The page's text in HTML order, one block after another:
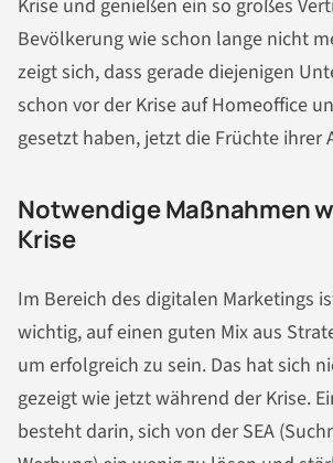
Krise und genießen ein so großes
Bevölkerung wie schon lange nicht
zeigt sich, dass gerade diejenigen
schon vor der Krise auf Homeoffice
gesetzt haben, jetzt die Früchte ihrer
Notwendige Maßnahmen
Krise
Im Bereich des digitalen Marketings
wichtig, auf einen guten Mix aus
um erfolgreich zu sein. Das hat sich
gezeigt wie jetzt während der Krise.
besteht darin, sich von der SEA